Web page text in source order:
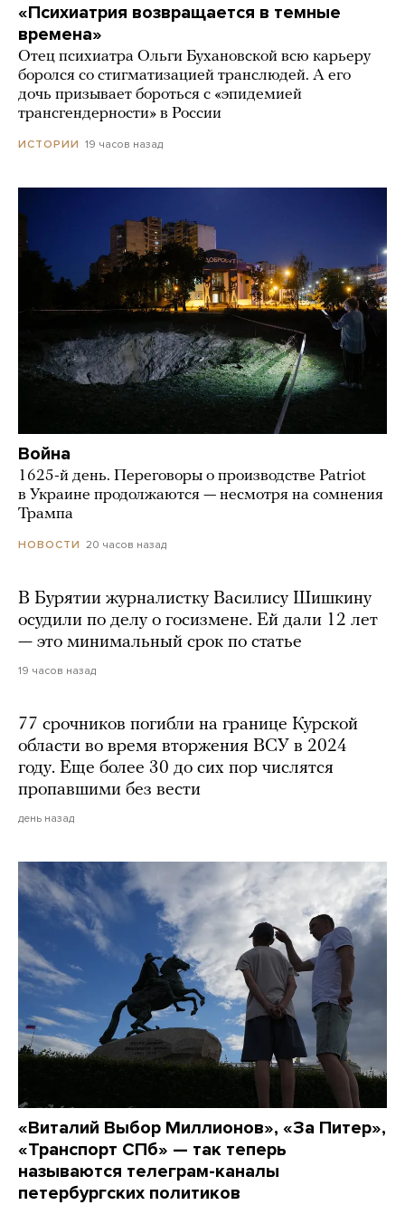
«Психиатрия возвращается в темные
времена»
Отец психиатра Ольги Бухановской всю карьеру
боролся со стигматизацией транслюдей. А его
дочь призывает бороться с «эпидемией
трансгендерности» в России
ИСТОРИИ 19 часов назад
Война
1625-й день. Переговоры о производстве Patriot
в Украине продолжаются — несмотря на сомнения
Трампа
НОВОСТИ 20 часов назад
В Бурятии журналистку Василису Шишкину
осудили по делу о госизмене. Ей дали 12 лет
— это минимальный срок по статье
19 часов назад
77 срочников погибли на границе Курской
области во время вторжения ВСУ в 2024
году. Еще более 30 до сих пор числятся
пропавшими без вести
день назад
«Виталий Выбор Миллионов», «За Питер»,
«Транспорт СПб» — так теперь
называются телеграм-каналы
петербургских политиков